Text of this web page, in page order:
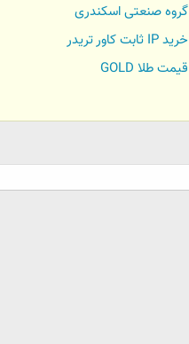
گروه صنعتی اسکندری
خرید IP ثابت کاور تریدر
قیمت طلا GOLD